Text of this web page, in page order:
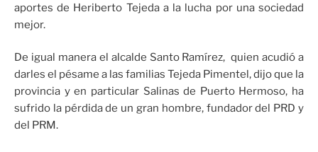
aportes de Heriberto Tejeda a la lucha por una sociedad
mejor.
De igual manera el alcalde Santo Ramírez, quien acudió a
darles el pésame a las familias Tejeda Pimentel, dijo que la
provincia y en particular Salinas de Puerto Hermoso, ha
sufrido la pérdida de un gran hombre, fundador del PRD y
del PRM.